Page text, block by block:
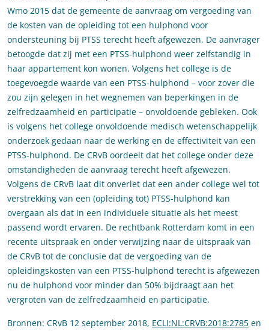
Wmo 2015 dat de gemeente de aanvraag om vergoeding van
de kosten van de opleiding tot een hulphond voor
ondersteuning bij PTSS terecht heeft afgewezen. De aanvrager
betoogde dat zij met een PTSS-hulphond weer zelfstandig in
haar appartement kon wonen. Volgens het college is de
toegevoegde waarde van een PTSS-hulphond – voor zover die
zou zijn gelegen in het wegnemen van beperkingen in de
zelfredzaamheid en participatie – onvoldoende gebleken. Ook
is volgens het college onvoldoende medisch wetenschappelijk
onderzoek gedaan naar de werking en de effectiviteit van een
PTSS-hulphond. De CRvB oordeelt dat het college onder deze
omstandigheden de aanvraag terecht heeft afgewezen.
Volgens de CRvB laat dit onverlet dat een ander college wel tot
verstrekking van een (opleiding tot) PTSS-hulphond kan
overgaan als dat in een individuele situatie als het meest
passend wordt ervaren. De rechtbank Rotterdam komt in een
recente uitspraak en onder verwijzing naar de uitspraak van
de CRvB tot de conclusie dat de vergoeding van de
opleidingskosten van een PTSS-hulphond terecht is afgewezen
nu de hulphond voor minder dan 50% bijdraagt aan het
vergroten van de zelfredzaamheid en participatie.
Bronnen: CRvB 12 september 2018, ECLI:NL:CRVB:2018:2785 en